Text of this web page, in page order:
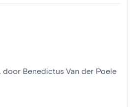
door Benedictus Van der Poele